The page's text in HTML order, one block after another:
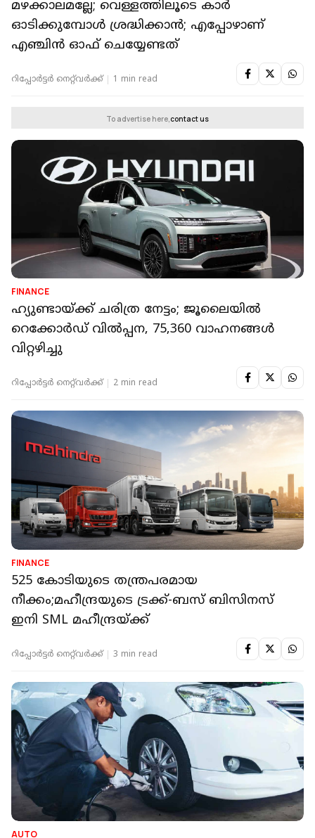
മഴക്കാലമല്ലേ; വെള്ളത്തിലൂടെ കാര്‍
ഓടിക്കുമ്പോള്‍ ശ്രദ്ധിക്കാന്‍; എപ്പോഴാണ്
എഞ്ചിന്‍ ഓഫ് ചെയ്യേണ്ടത്
റിപ്പോർട്ടർ നെറ്റ്‌വര്‍ക്ക്‌ 1 min read
To advertise here,contact us
FINANCE
ഹ്യുണ്ടായ്ക്ക് ചരിത്ര നേട്ടം; ജൂലൈയില്‍
റെക്കോര്‍ഡ് വില്‍പ്പന, 75,360 വാഹനങ്ങള്‍
വിറ്റഴിച്ചു
റിപ്പോർട്ടർ നെറ്റ്‌വര്‍ക്ക്‌ 2 min read
FINANCE
525 കോടിയുടെ തന്ത്രപരമായ
നീക്കം;മഹീന്ദ്രയുടെ ട്രക്ക്-ബസ് ബിസിനസ്
ഇനി SML മഹീന്ദ്രയ്ക്ക്
റിപ്പോർട്ടർ നെറ്റ്‌വര്‍ക്ക്‌ 3 min read
AUTO